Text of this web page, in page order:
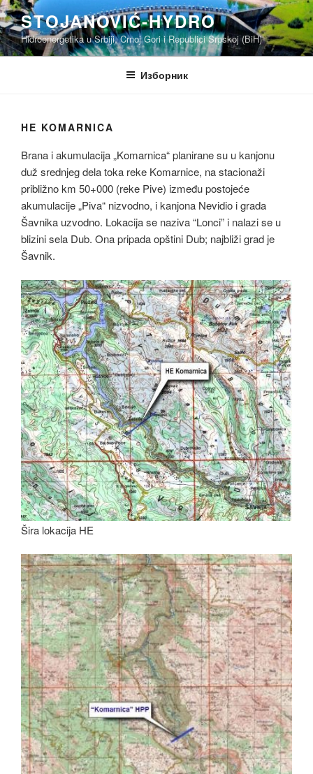
Скочи
на
садржај
STOJANOVIĆ-HYDRO
Hidroenergetika u Srbiji, Crnoj Gori i Republici Srpskoj (BiH)
Изборник
HE KOMARNICA
Brana i akumulacija „Komarnica“ planirane su u kanjonu
duž srednjeg dela toka reke Komarnice, na stacionaži
približno km 50+000 (reke Pive) između postojeće
akumulacije „Piva“ nizvodno, i kanjona Nevidio i grada
Šavnika uzvodno. Lokacija se naziva “Lonci” i nalazi se u
blizini sela Dub. Ona pripada opštini Dub; najbliži grad je
Šavnik.
Šira lokacija HE